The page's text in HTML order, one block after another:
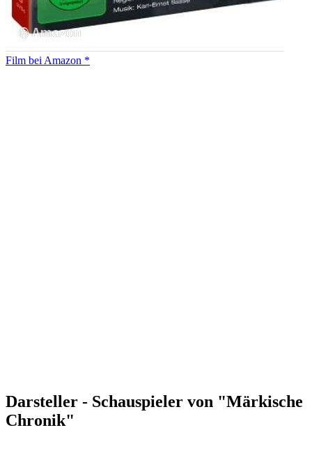
Film bei Amazon *
Darsteller - Schauspieler von "Märkische
Chronik"